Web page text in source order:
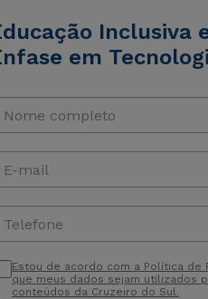
Inclusiva
em
Nome completo
E-mail
Telefone
Estou de acordo com a Política de
que meus dados sejam utilizados
conteúdos da Cruzeiro do Sul.